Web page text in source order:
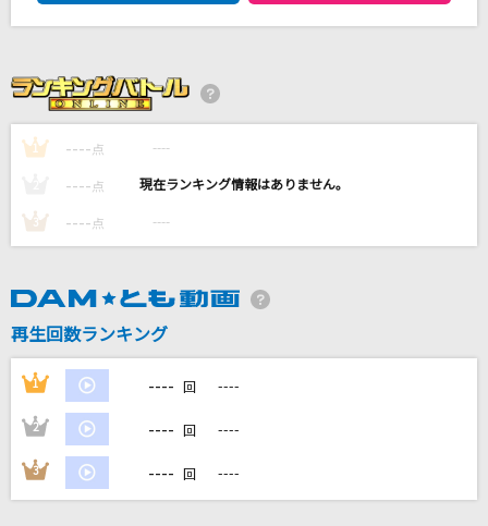
面影ラッキーホール feat.後藤まりこ(ミドリ)
笑顔のループ
AAA(トリプル・エー)
マツケンサンバⅡ
～
高橋真梨子
DAMの新曲・ランキングなど
カラオケ最新情報をチェック！
1 ---- 点 ----
---- 点 ----
3 ---- 点 ----
再生回数ランキング
1 ---- 回 ----
2 ---- 回 ----
3 ---- 回 ----